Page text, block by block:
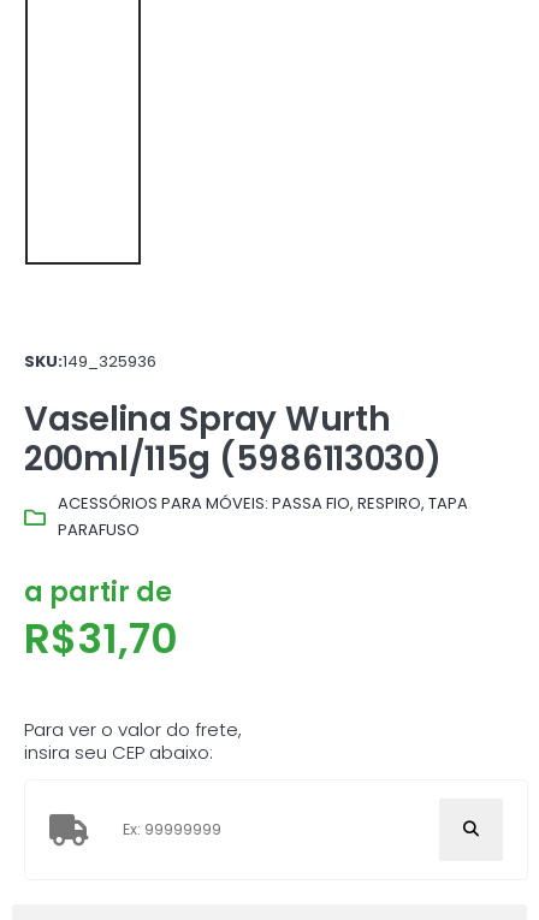
SKU:149_325936
Vaselina Spray Wurth
200ml/115g (5986113030)
ACESSÓRIOS PARA MÓVEIS: PASSA FIO, RESPIRO, TAPA
PARAFUSO
a partir de
R$31,70
Para ver o valor do frete,
insira seu CEP abaixo: